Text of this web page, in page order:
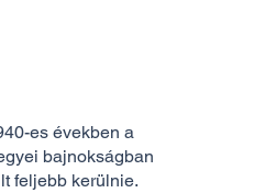
es években a
bajnokságban
feljebb kerülnie.